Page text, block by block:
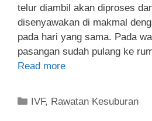
telur diambil akan diproses
disenyawakan di makmal
pada hari yang sama. Pada
pasangan sudah pulang ke
Read more
IVF, Rawatan Kesuburan